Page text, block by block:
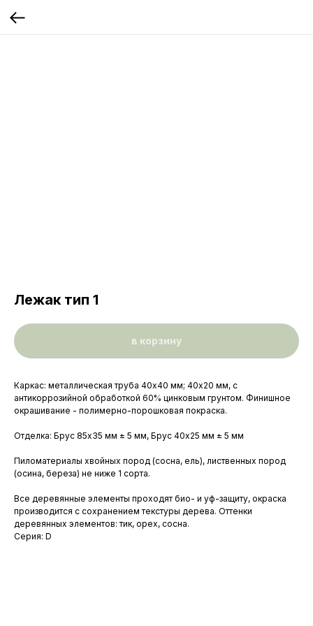
Лежак тип 1
в корзину
Каркас: металлическая труба 40x40 мм; 40х20 мм, с
антикоррозийной обработкой 60% цинковым грунтом. Финишное
окрашивание - полимерно-порошковая покраска.
Отделка: Брус 85х35 мм ± 5 мм, Брус 40х25 мм ± 5 мм
Пиломатериалы хвойных пород (сосна, ель), лиственных пород
(осина, береза) не ниже 1 со­рта.
Все деревянные элементы проходят био- и уф-защиту, окраска
производится с сохранением текстуры дерева. Оттенки
деревянных элементов: тик, орех, сосна.
Серия: D